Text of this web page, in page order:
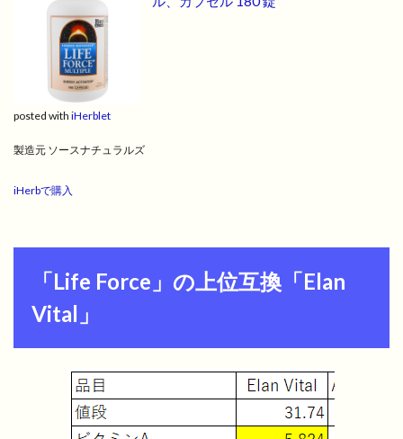
posted with iHerblet
製造元 ソースナチュラルズ
iHerbで購入
「Life Force」の上位互換「Elan
Vital」